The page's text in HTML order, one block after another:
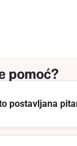
pomoć?
postavljana